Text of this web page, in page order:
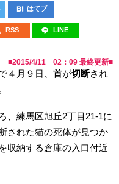
はてブ
RSS LINE
■2015/4/11 02：09 最終更新■
４月９日、 首が切断され
、練馬区旭丘2丁目21-1に
された猫の死体が見つか
収納する倉庫の入口付近